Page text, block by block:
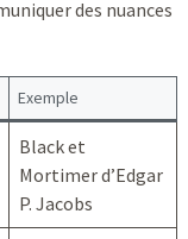
des nuances
Exemple
Black et
Mortimer d’Edgar
P. Jacobs